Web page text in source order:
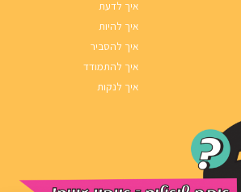
איך לדעת
איך להיות
איך להסביר
איך להתמודד
איך לנקות